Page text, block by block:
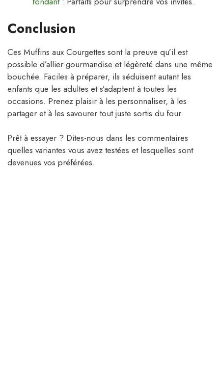
Conclusion
Ces Muffins aux Courgettes sont la preuve qu’il est
possible d’allier gourmandise et légèreté dans une même
bouchée. Faciles à préparer, ils séduisent autant les
enfants que les adultes et s’adaptent à toutes les
occasions. Prenez plaisir à les personnaliser, à les
partager et à les savourer tout juste sortis du four.
Prêt à essayer ? Dites-nous dans les commentaires
quelles variantes vous avez testées et lesquelles sont
devenues vos préférées.